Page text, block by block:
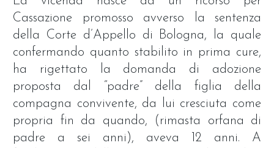
Cassazione promosso avverso la sentenza
della Corte d’Appello di Bologna, la quale
confermando quanto stabilito in prima cure,
ha rigettato la domanda di adozione
proposta dal “padre” della figlia della
compagna convivente, da lui cresciuta come
propria fin da quando, (rimasta orfana di
padre a sei anni), aveva 12 anni. A